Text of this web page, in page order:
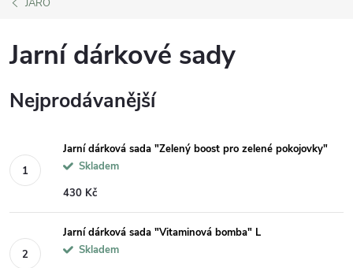
JARO
Jarní dárkové sady
Nejprodávanější
Jarní dárková sada "Zelený boost pro zelené pokojovky"
Skladem
430 Kč
Jarní dárková sada "Vitaminová bomba" L
Skladem